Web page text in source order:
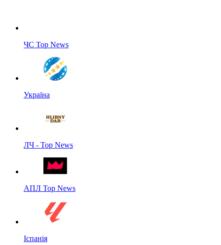
ЧС Top News
Україна
ЛЧ - Top News
АПЛ Top News
Іспанія